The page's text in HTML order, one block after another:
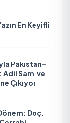
En Keyifli
Pakistan–
Adil Sami ve
Çıkıyor
Doç.